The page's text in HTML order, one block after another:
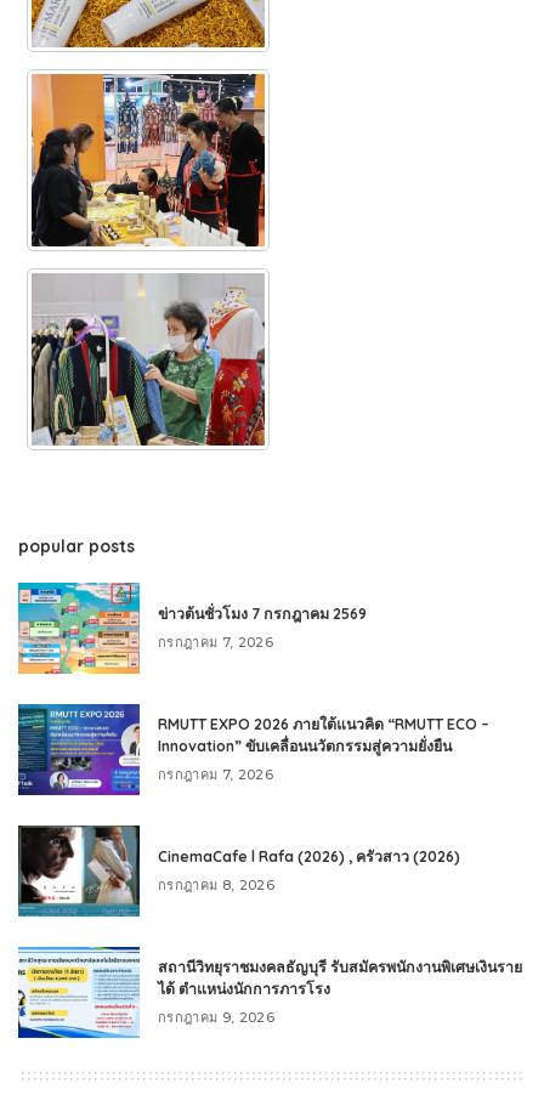
popular posts
ข่าวต้นชั่วโมง 7 กรกฎาคม 2569
กรกฎาคม 7, 2026
RMUTT EXPO 2026 ภายใต้แนวคิด “RMUTT ECO –
Innovation” ขับเคลื่อนนวัตกรรมสู่ความยั่งยืน
กรกฎาคม 7, 2026
CinemaCafe l Rafa (2026) , ครัวสาว (2026)
กรกฎาคม 8, 2026
สถานีวิทยุราชมงคลธัญบุรี รับสมัครพนักงานพิเศษเงินราย
ได้ ตำแหน่งนักการภารโรง
กรกฎาคม 9, 2026